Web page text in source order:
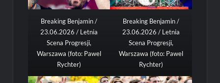
Breaking Benjamin /
23.06.2026 / Letnia
Scena Progresji,
Warszawa (foto: Pawel
Rychter)
Breaking Benjamin /
23.06.2026 / Letnia
Scena Progresji,
Warszawa (foto: Pawel
Rychter)